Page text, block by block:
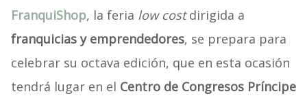
FranquiShop, la feria low costdirigida a
franquicias y emprendedores, se prepara para
celebrar su octava edición, que en esta ocasión
tendrá lugar en el Centro de Congresos Príncipe